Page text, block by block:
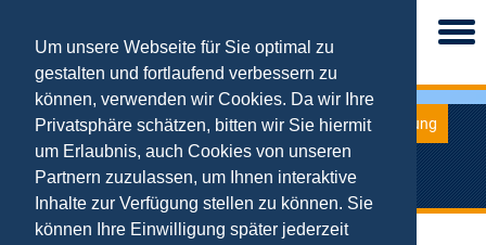
Um unsere Webseite für Sie optimal zu
gestalten und fortlaufend verbessern zu
können, verwenden wir Cookies. Da wir Ihre
Privatsphäre schätzen, bitten wir Sie hiermit
um Erlaubnis, auch Cookies von unseren
Partnern zuzulassen, um Ihnen interaktive
Inhalte zur Verfügung stellen zu können. Sie
können Ihre Einwilligung später jederzeit
Forschung
Gabler-Kompakt-Lexikon
Unternehmensgründung